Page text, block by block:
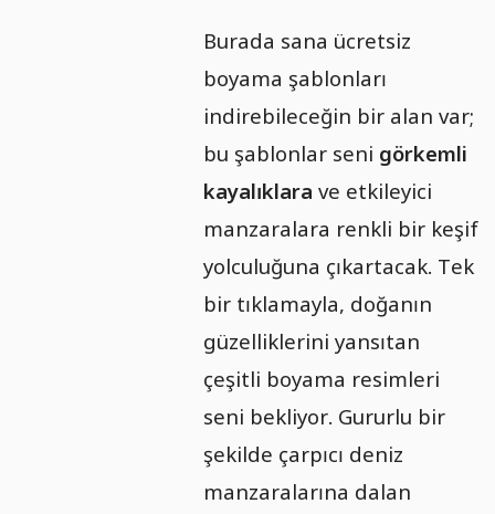
Burada sana ücretsiz
boyama şablonları
indirebileceğin bir alan var;
bu şablonlar seni görkemli
kayalıklara ve etkileyici
manzaralara renkli bir keşif
yolculuğuna çıkartacak. Tek
bir tıklamayla, doğanın
güzelliklerini yansıtan
çeşitli boyama resimleri
seni bekliyor. Gururlu bir
şekilde çarpıcı deniz
manzaralarına dalan